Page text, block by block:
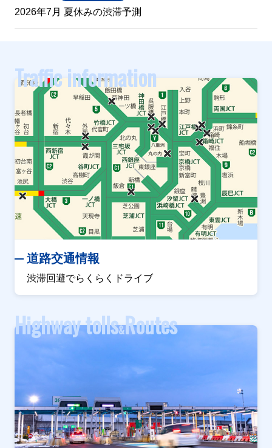
2026年7月 夏休みの渋滞予測
Traffic information
道路交通情報
渋滞回避でらくらくドライブ
Highway tolls&Routes